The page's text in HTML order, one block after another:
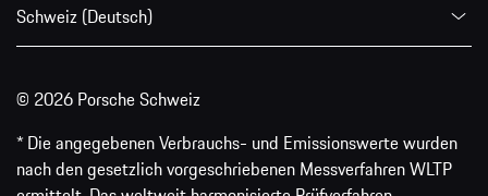
Schweiz (Deutsch)
© 2026 Porsche Schweiz
* Die angegebenen Verbrauchs- und Emissionswerte wurden
nach den gesetzlich vorgeschriebenen Messverfahren WLTP